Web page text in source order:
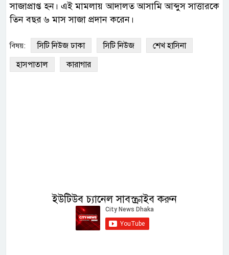
সাজাপ্রাপ্ত হন। এই মামলায় আদালত আসামি আব্দুস সাত্তারকে
তিন বছর ৬ মাস সাজা প্রদান করেন।
বিষয়: সিটি নিউজ ঢাকা সিটি নিউজ
শেখ হাসিনা
হাসপাতাল
কারাগার
ইউটিউব চ্যানেল সাবস্ক্রাইব করুন